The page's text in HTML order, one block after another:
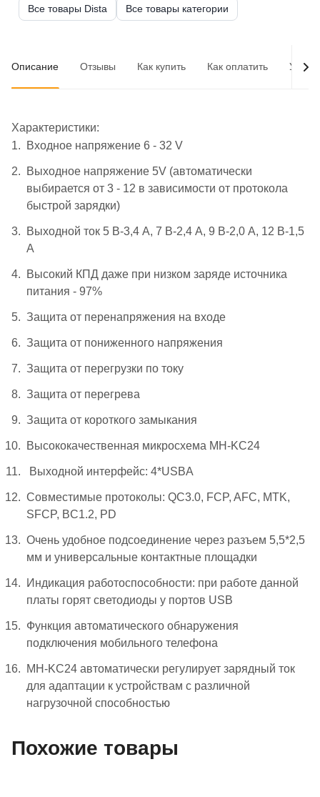
Все товары Dista Все товары категории
Описание Отзывы Как купить Как оплатить
Характеристики:
Входное напряжение 6 - 32 V
Выходное напряжение 5V (автоматически
выбирается от 3 - 12 в зависимости от протокола
быстрой зарядки)
Выходной ток 5 В-3,4 А, 7 В-2,4 А, 9 В-2,0 А, 12 В-1,5
А
Высокий КПД даже при низком заряде источника
питания - 97%
Защита от перенапряжения на входе
Защита от пониженного напряжения
Защита от перегрузки по току
Защита от перегрева
Защита от короткого замыкания
Высококачественная микросхема MH-KC24
Выходной интерфейс: 4*USBA
Совместимые протоколы: QC3.0, FCP, AFC, MTK,
SFCP, BC1.2, PD
Очень удобное подсоединение через разъем 5,5*2,5
мм и универсальные контактные площадки
Индикация работоспособности: при работе данной
платы горят светодиоды у портов USB
Функция автоматического обнаружения
подключения мобильного телефона
MH-KC24 автоматически регулирует зарядный ток
для адаптации к устройствам с различной
нагрузочной способностью
Похожие товары